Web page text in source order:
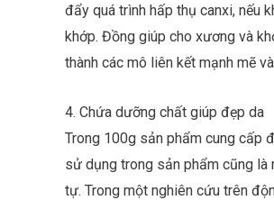
đẩy quá trình hấp thụ canxi, nếu
khớp. Đồng giúp cho xương và
thành các mô liên kết mạnh mẽ
4. Chứa dưỡng chất giúp đẹp da
Trong 100g sản phẩm cung cấp
sử dụng trong sản phẩm cũng
tự. Trong một nghiên cứu trên